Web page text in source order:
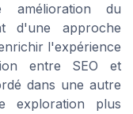
du
d'une approche
l'expérience
entre SEO et
dans une autre
exploration plus